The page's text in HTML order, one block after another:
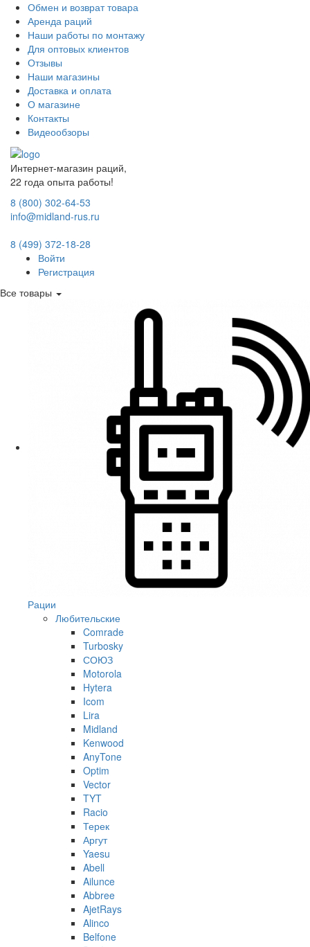
Обмен и возврат товара
Аренда раций
Наши работы по монтажу
Для оптовых клиентов
Отзывы
Наши магазины
Доставка и оплата
О магазине
Контакты
Видеообзоры
Интернет-магазин раций,
22 года опыта работы!
8 (800) 302-64-53
info@midland-rus.ru
8 (499) 372-18-28
Войти
Регистрация
Все товары
Рации
Любительские
Comrade
Turbosky
СОЮЗ
Motorola
Hytera
Icom
Lira
Midland
Kenwood
AnyTone
Optim
Vector
TYT
Racio
Терек
Аргут
Yaesu
Abell
Ailunce
Abbree
AjetRays
Alinco
Belfone